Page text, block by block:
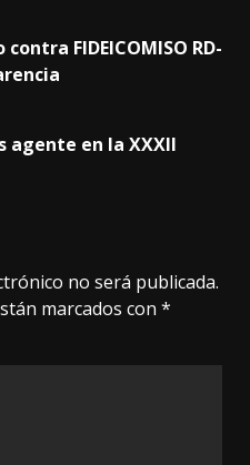
FIDEICOMISO RD-
agente en la XXXII
no será publicada.
marcados con *